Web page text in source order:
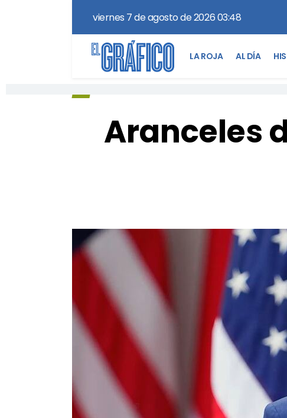
viernes 7 de agosto de 2026 03:48
LA ROJA AL DÍA
Aranceles